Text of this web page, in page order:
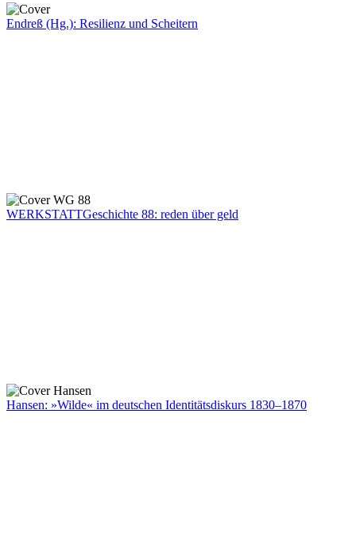
Endreß (Hg.): Resilienz und Scheitern
WERKSTATTGeschichte 88: reden über geld
Hansen: »Wilde« im deutschen Identitätsdiskurs 1830–1870